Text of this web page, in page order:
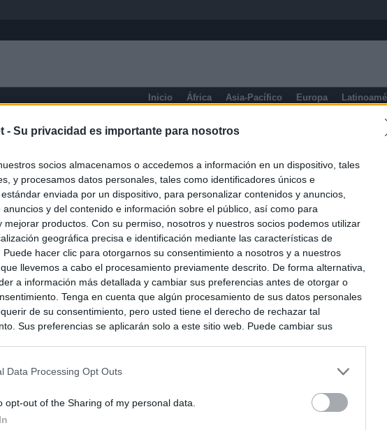
- Su privacidad es importante para nosotros
socios almacenamos o accedemos a información en un dispositivo, tales
y procesamos datos personales, tales como identificadores únicos e
enviada por un dispositivo, para personalizar contenidos y anuncios,
anuncios y del contenido e información sobre el público, así como para
mejorar productos. Con su permiso, nosotros y nuestros socios podemos utilizar
geográfica precisa e identificación mediante las características de
Puede hacer clic para otorgarnos su consentimiento a nosotros y a nuestros
llevemos a cabo el procesamiento previamente descrito. De forma alternativa,
a información más detallada y cambiar sus preferencias antes de otorgar o
Tenga en cuenta que algún procesamiento de sus datos personales
de su consentimiento, pero usted tiene el derecho de rechazar tal
Sus preferencias se aplicarán solo a este sitio web. Puede cambiar sus
Data Processing Opt Outs
opt-out of the Sharing of my personal data.
Inicio África Asia-Pacífico Europa